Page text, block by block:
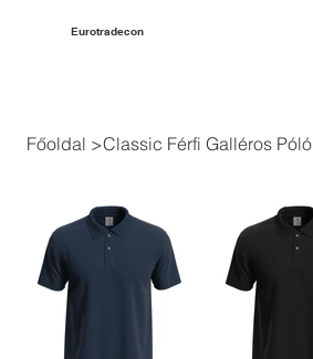
Eurotradecon
Főoldal >Classic Férfi Galléros Póló